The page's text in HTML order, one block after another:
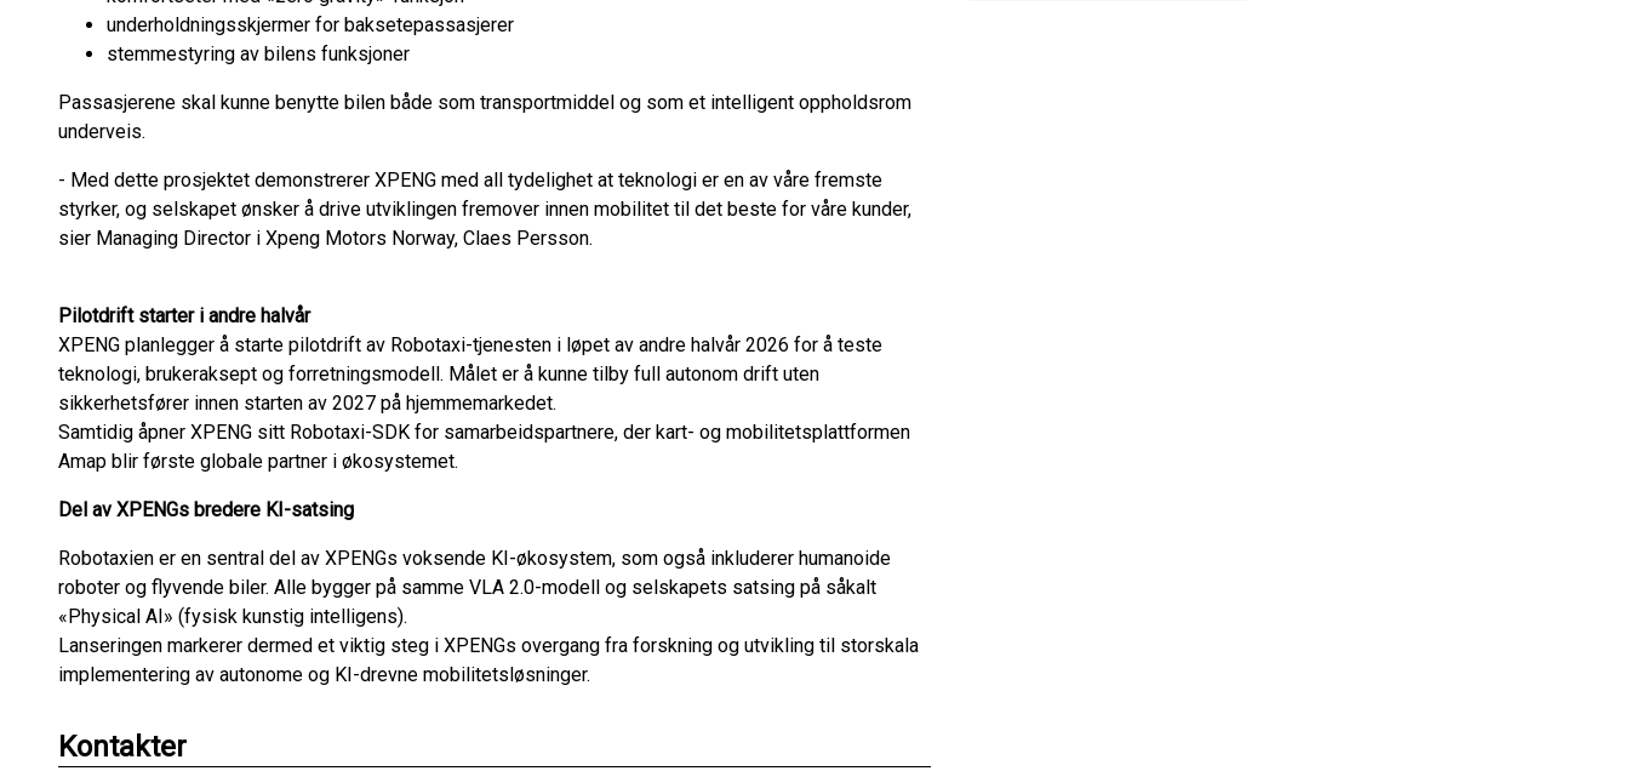
underholdningsskjermer for baksetepassasjerer
stemmestyring av bilens funksjoner
Passasjerene skal kunne benytte bilen både som transportmiddel og som et intelligent oppholdsrom
underveis.
- Med dette prosjektet demonstrerer XPENG med all tydelighet at teknologi er en av våre fremste
styrker, og selskapet ønsker å drive utviklingen fremover innen mobilitet til det beste for våre kunder,
sier Managing Director i Xpeng Motors Norway, Claes Persson.
Pilotdrift starter i andre halvår
XPENG planlegger å starte pilotdrift av Robotaxi-tjenesten i løpet av andre halvår 2026 for å teste
teknologi, brukeraksept og forretningsmodell. Målet er å kunne tilby full autonom drift uten
sikkerhetsfører innen starten av 2027 på hjemmemarkedet.
Samtidig åpner XPENG sitt Robotaxi-SDK for samarbeidspartnere, der kart- og mobilitetsplattformen
Amap blir første globale partner i økosystemet.
Del av XPENGs bredere KI-satsing
Robotaxien er en sentral del av XPENGs voksende KI-økosystem, som også inkluderer humanoide
roboter og flyvende biler. Alle bygger på samme VLA 2.0-modell og selskapets satsing på såkalt
«Physical AI» (fysisk kunstig intelligens).
Lanseringen markerer dermed et viktig steg i XPENGs overgang fra forskning og utvikling til storskala
implementering av autonome og KI-drevne mobilitetsløsninger.
Kontakter